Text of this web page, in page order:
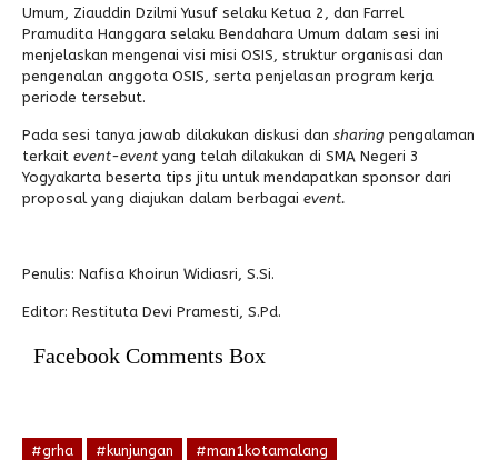
Umum, Ziauddin Dzilmi Yusuf selaku Ketua 2, dan Farrel
Pramudita Hanggara selaku Bendahara Umum dalam sesi ini
menjelaskan mengenai visi misi OSIS, struktur organisasi dan
pengenalan anggota OSIS, serta penjelasan program kerja
periode tersebut.
Pada sesi tanya jawab dilakukan diskusi dan sharing pengalaman
terkait event-event yang telah dilakukan di SMA Negeri 3
Yogyakarta beserta tips jitu untuk mendapatkan sponsor dari
proposal yang diajukan dalam berbagai event.
Penulis: Nafisa Khoirun Widiasri, S.Si.
Editor: Restituta Devi Pramesti, S.Pd.
Facebook Comments Box
#grha #kunjungan
#man1kotamalang